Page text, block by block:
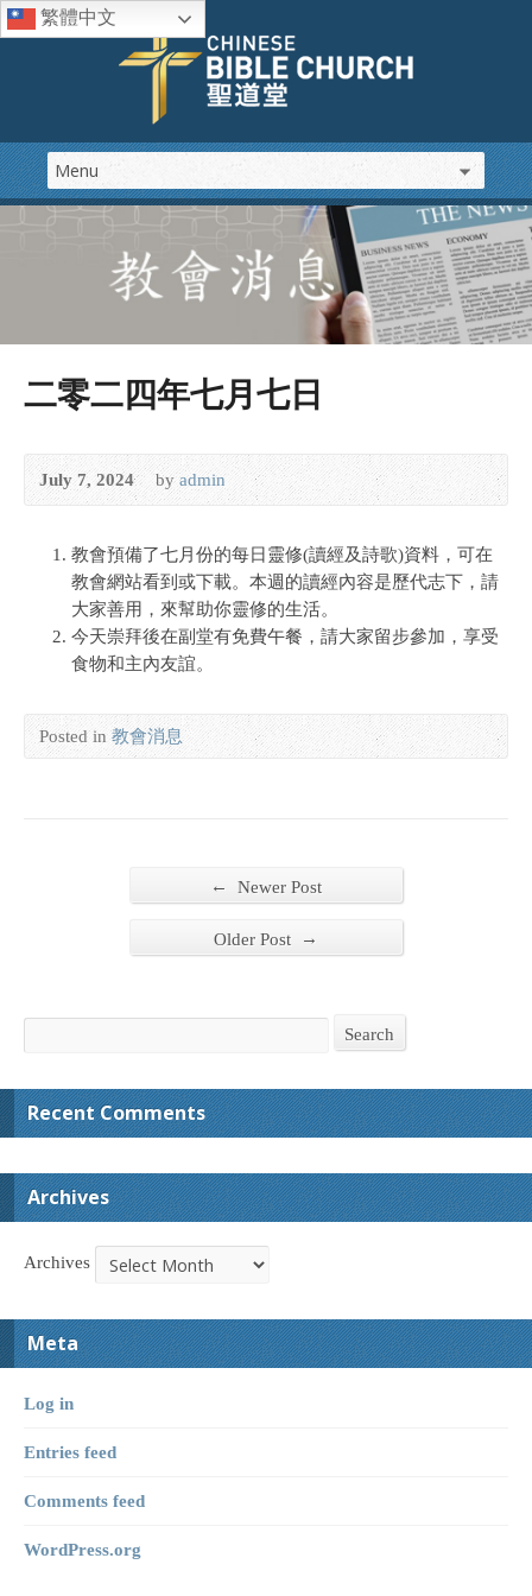
繁體中文
二零二四年七月七日
July 7, 2024 byadmin
教會預備了七月份的每日靈修(讀經及詩歌)資料，可在
教會網站看到或下載。本週的讀經內容是歷代志下，請
大家善用，來幫助你靈修的生活。
今天崇拜後在副堂有免費午餐，請大家留步參加，享受
食物和主內友誼。
Posted in教會消息
← Newer Post
Older Post →
Search
Recent Comments
Archives
Archives
Meta
Log in
Entries feed
Comments feed
WordPress.org